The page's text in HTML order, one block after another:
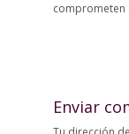
comprometen
Enviar